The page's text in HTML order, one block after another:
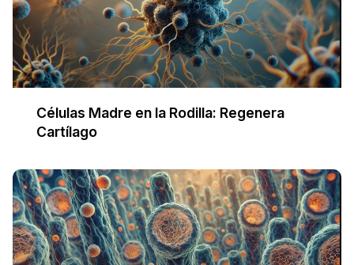
Células Madre en la Rodilla: Regenera
Cartílago